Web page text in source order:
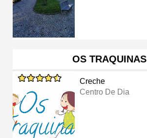
OS TRAQUINAS
Creche
Centro De Dia